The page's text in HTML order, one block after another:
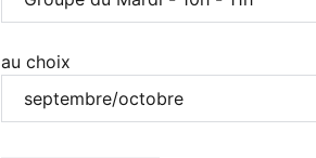
au choix